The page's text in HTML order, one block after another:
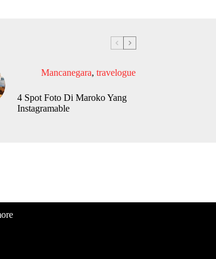
Mancanegara, travelogue
4 Spot Foto Di Maroko Yang
Instagramable